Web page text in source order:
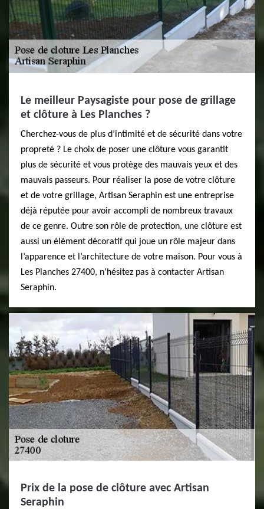
Le meilleur Paysagiste pour pose de grillage
et clôture à Les Planches ?
Cherchez-vous de plus d’intimité et de sécurité dans votre
propreté ? Le choix de poser une clôture vous garantit
plus de sécurité et vous protège des mauvais yeux et des
mauvais passeurs. Pour réaliser la pose de votre clôture
et de votre grillage, Artisan Seraphin est une entreprise
déjà réputée pour avoir accompli de nombreux travaux
de ce genre. Outre son rôle de protection, une clôture est
aussi un élément décoratif qui joue un rôle majeur dans
l’apparence et l’architecture de votre maison. Pour vous à
Les Planches 27400, n’hésitez pas à contacter Artisan
Seraphin.
Prix de la pose de clôture avec Artisan
Seraphin